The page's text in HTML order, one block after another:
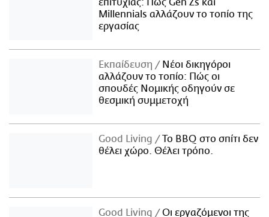
επιτυχίας: Πώς Gen Zs και
Millennials αλλάζουν το τοπίο της
εργασίας
Εκπαίδευση
Νέοι δικηγόροι
αλλάζουν το τοπίο: Πώς οι
σπουδές Νομικής οδηγούν σε
θεσμική συμμετοχή
Good Living
Το BBQ στο σπίτι δεν
θέλει χώρο. Θέλει τρόπο.
Good Living
Οι εργαζόμενοι της